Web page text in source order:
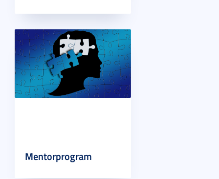
Mentorprogram